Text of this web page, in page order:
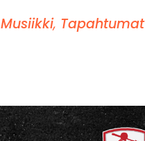
Musiikki, Tapahtumat